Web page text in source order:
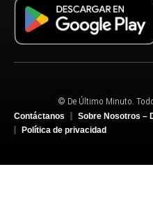
© De Último Minuto.
Contáctanos
Sobre Nosotros –
Política de privacidad